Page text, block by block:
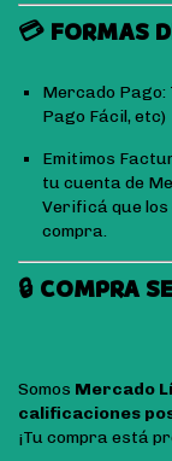
💳 FORMAS
Mercado
Pago Fácil, etc)
Emitimos
tu cuenta de
Verificá que
compra.
🔒 COMPRA
Somos Mercado
calificaciones
¡Tu compra está